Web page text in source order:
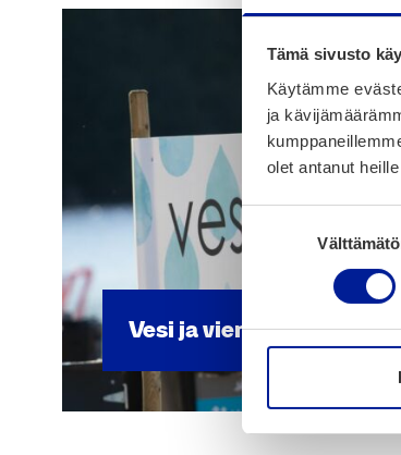
Tämä sivusto
Käytämme
ja
olet antanut
valinta
Vesi ja vie­mä­röin­ti